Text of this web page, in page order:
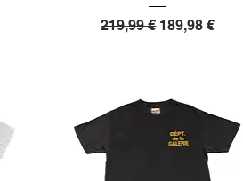
Standardpreis
219,99 € Sale-Preis
189,98 €